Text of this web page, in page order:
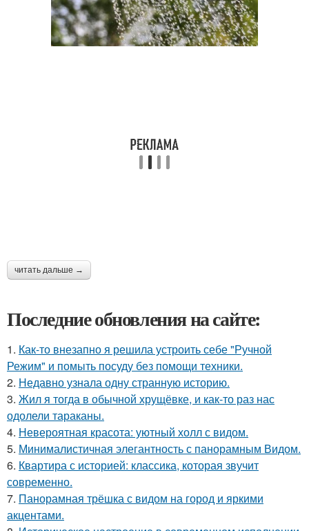
читать дальше →
Последние обновления на сайте:
1. Как-то внезапно я решила устроить себе "Ручной
Режим" и помыть посуду без помощи техники.
2. Недавно узнала одну странную историю.
3. Жил я тогда в обычной хрущёвке, и как-то раз нас
одолели тараканы.
4. Невероятная красота: уютный холл с видом.
5. Минималистичная элегантность с панорамным Видом.
6. Квартира с историей: классика, которая звучит
современно.
7. Панорамная трёшка с видом на город и яркими
акцентами.